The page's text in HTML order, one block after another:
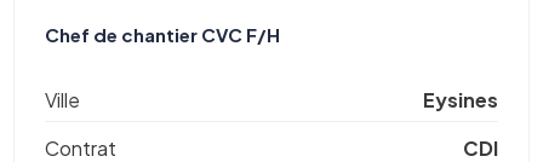
Chef de chantier CVC F/H
Ville
Eysines
Contrat
CDI